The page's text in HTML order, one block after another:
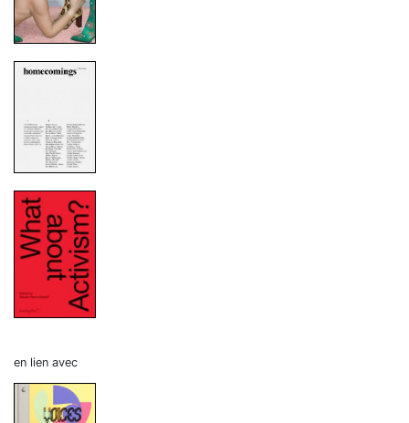
en lien avec